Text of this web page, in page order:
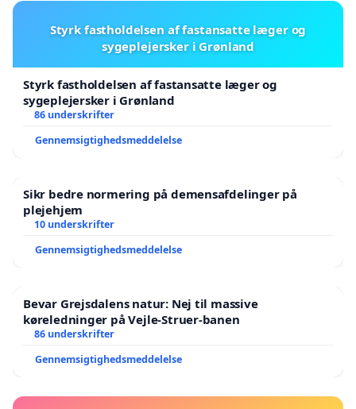
Styrk fastholdelsen af fastansatte læger og
sygeplejersker i Grønland
Styrk fastholdelsen af fastansatte læger og
sygeplejersker i Grønland
86 underskrifter
Gennemsigtighedsmeddelelse
Sikr bedre normering på demensafdelinger på
plejehjem
10 underskrifter
Gennemsigtighedsmeddelelse
Bevar Grejsdalens natur: Nej til massive
køreledninger på Vejle-Struer-banen
86 underskrifter
Gennemsigtighedsmeddelelse